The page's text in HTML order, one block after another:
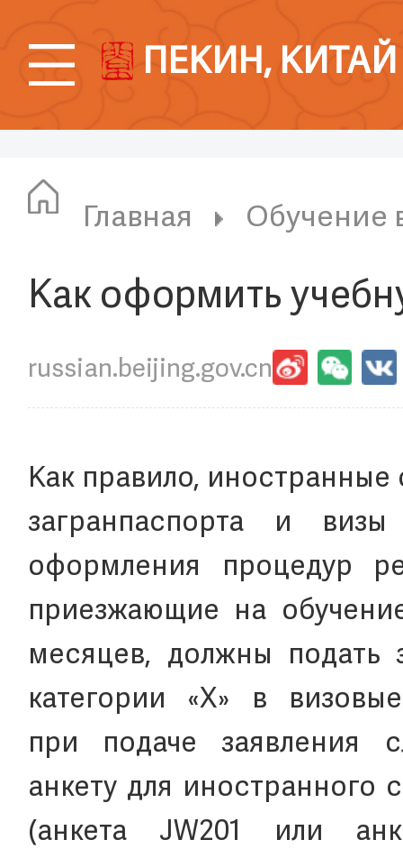
ПЕКИН, КИТАЙ
Главная Обучение
Как оформить
russian.beijing.gov.cn
Как правило,
загранпаспорта и
оформления процедур
приезжающие на
месяцев, должны подать
категории «X» в
при подаче заявления
анкету для иностранного
(анкета JW201 или